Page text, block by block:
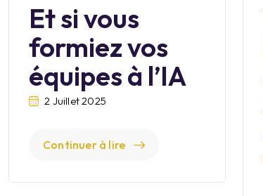
Et si vous
formiez vos
équipes à l’IA
2 Juillet 2025
Continuer à lire